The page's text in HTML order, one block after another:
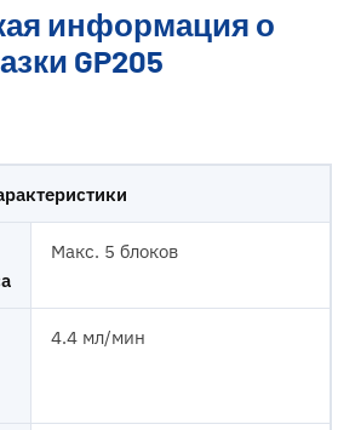
информация о
GP205
Макс. 5 блоков
4.4 мл/мин